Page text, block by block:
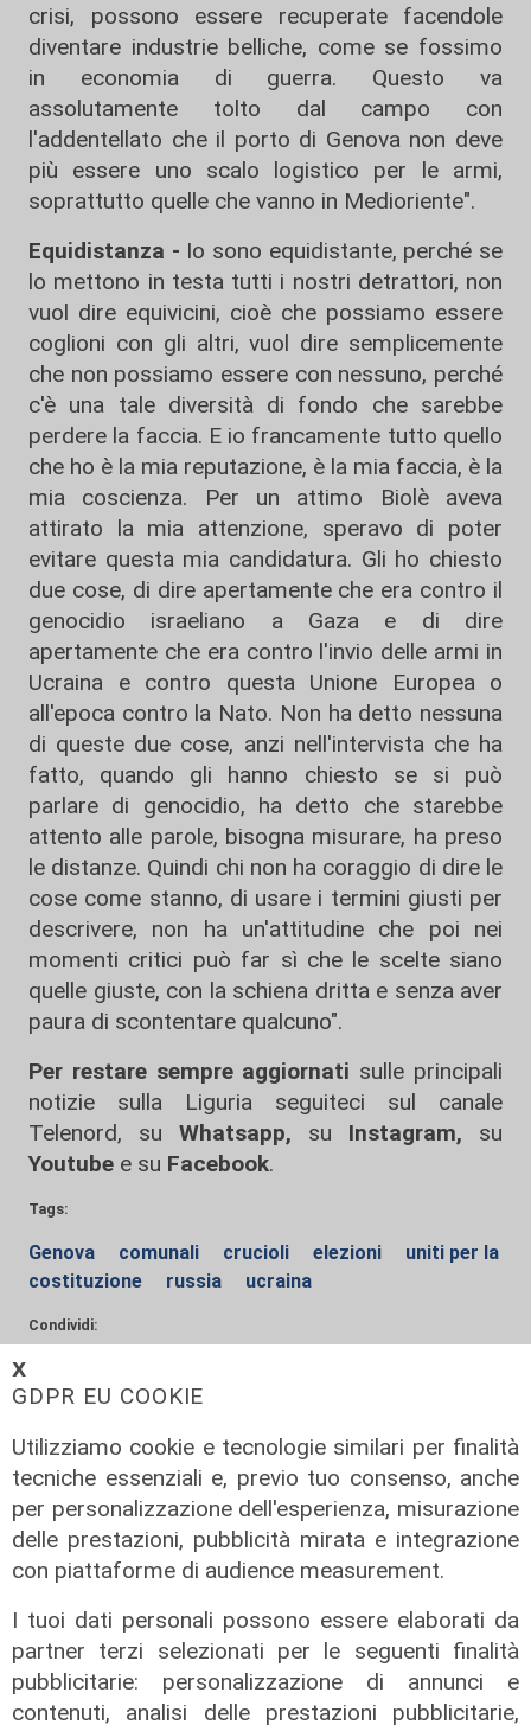
𝗫
GDPR EU COOKIE
Utilizziamo cookie e tecnologie similari per finalità
tecniche essenziali e, previo tuo consenso, anche
per personalizzazione dell'esperienza, misurazione
delle prestazioni, pubblicità mirata e integrazione
con piattaforme di audience measurement.
I tuoi dati personali possono essere elaborati da
partner terzi selezionati per le seguenti finalità
pubblicitarie: personalizzazione di annunci e
contenuti, analisi delle prestazioni pubblicitarie,
crisi, possono essere recuperate facendole
diventare industrie belliche, come se fossimo
in economia di guerra. Questo va
assolutamente tolto dal campo con
l'addentellato che il porto di Genova non deve
più essere uno scalo logistico per le armi,
soprattutto quelle che vanno in Medioriente".
Equidistanza - Io sono equidistante, perché se
lo mettono in testa tutti i nostri detrattori, non
vuol dire equivicini, cioè che possiamo essere
coglioni con gli altri, vuol dire semplicemente
che non possiamo essere con nessuno, perché
c'è una tale diversità di fondo che sarebbe
perdere la faccia. E io francamente tutto quello
che ho è la mia reputazione, è la mia faccia, è la
mia coscienza. Per un attimo Biolè aveva
attirato la mia attenzione, speravo di poter
evitare questa mia candidatura. Gli ho chiesto
due cose, di dire apertamente che era contro il
genocidio israeliano a Gaza e di dire
apertamente che era contro l'invio delle armi in
Ucraina e contro questa Unione Europea o
all'epoca contro la Nato. Non ha detto nessuna
di queste due cose, anzi nell'intervista che ha
fatto, quando gli hanno chiesto se si può
parlare di genocidio, ha detto che starebbe
attento alle parole, bisogna misurare, ha preso
le distanze. Quindi chi non ha coraggio di dire le
cose come stanno, di usare i termini giusti per
descrivere, non ha un'attitudine che poi nei
momenti critici può far sì che le scelte siano
quelle giuste, con la schiena dritta e senza aver
paura di scontentare qualcuno".
Per restare sempre aggiornati sulle principali
notizie sulla Liguria seguiteci sul canale
Telenord, su
Whatsapp, su Instagram, su
Youtube e su Facebook.
Tags:
Genova comunali crucioli elezioni
uniti per la
costituzione
russia ucraina
Condividi:
ALTRE NOTIZIE